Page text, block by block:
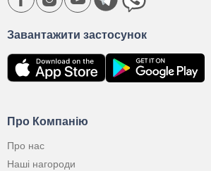
Про Компанію
Про нас
Наші нагороди
Завантажити застосунок